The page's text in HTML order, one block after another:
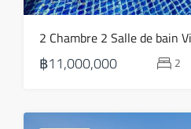
฿11,000,000 2